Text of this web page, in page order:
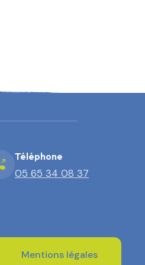
Téléphone
05 65 34 08 37
Mentions légales